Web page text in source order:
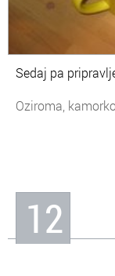
Sedaj pa
Oziroma,
12